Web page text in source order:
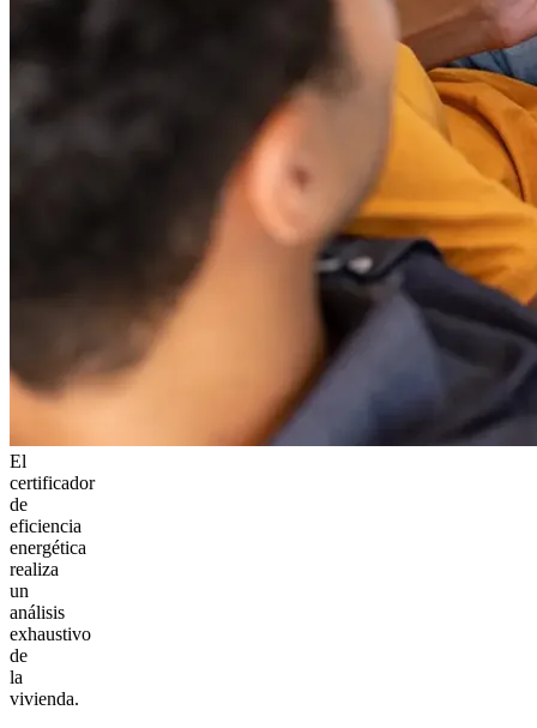
El
certificador
de
eficiencia
energética
realiza
un
análisis
exhaustivo
de
la
vivienda.